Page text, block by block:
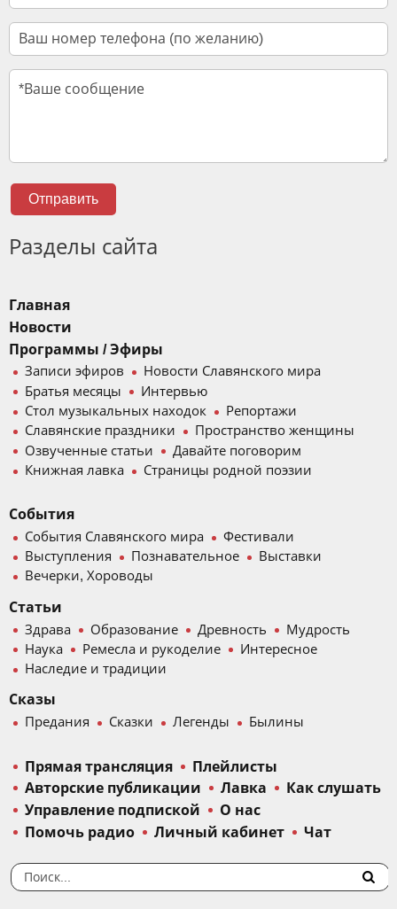
Отправить
Разделы сайта
Главная
Новости
Программы / Эфиры
Записи эфиров
Новости Славянского мира
Братья месяцы
Интервью
Стол музыкальных находок
Репортажи
Славянские праздники
Пространство женщины
Озвученные статьи
Давайте поговорим
Книжная лавка
Страницы родной поэзии
События
События Славянского мира
Фестивали
Выступления
Познавательное
Выставки
Вечерки, Хороводы
Статьи
Здрава Образование Древность
Мудрость
Наука
Ремесла и рукоделие
Интересное
Наследие и традиции
Сказы
Предания Сказки Легенды Былины
Прямая трансляция
Плейлисты
Авторские публикации
Лавка
Как слушать
Управление подпиской
О нас
Помочь радио
Личный кабинет Чат